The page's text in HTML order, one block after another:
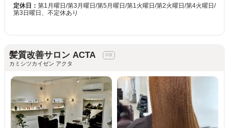
定休日： 第1月曜日/第3月曜日/第5月曜日/第1火曜日/第2火曜日/第4火曜日/
第3日曜日、不定休あり
髪質改善サロン ACTA
カミシツカイゼン アクタ